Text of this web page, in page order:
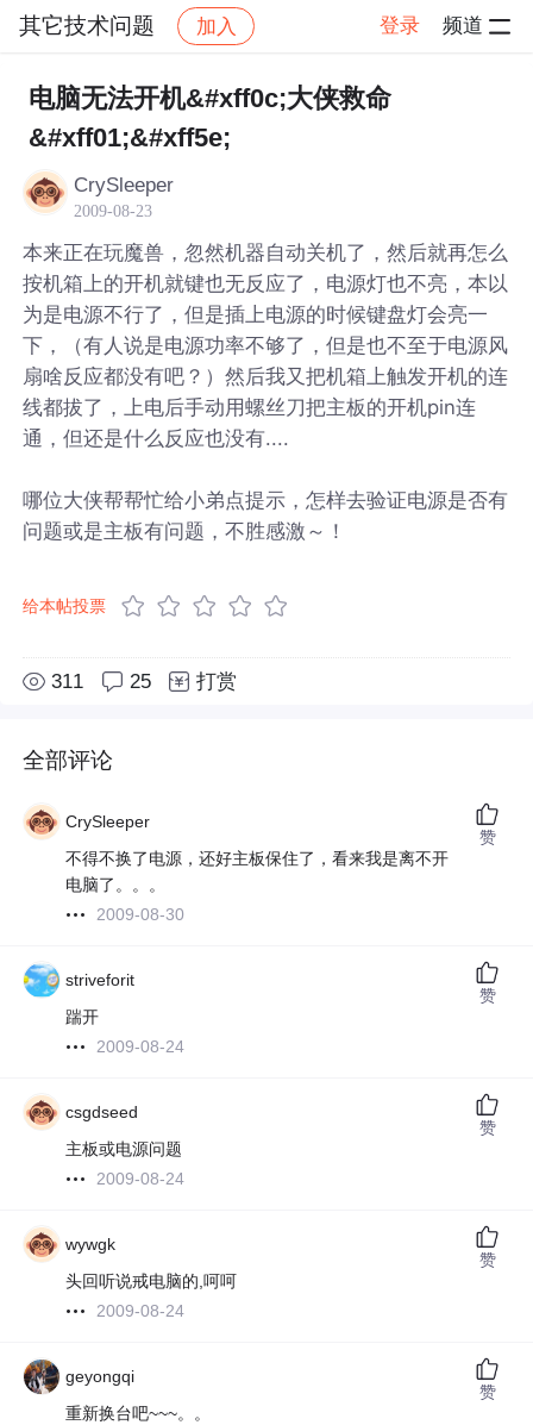
其它技术问题 加入 登录 频道
社区 其它技术问题 帖子详情
电脑无法开机&#xff0c;大侠救命
&#xff01;&#xff5e;
CrySleeper
2009-08-23
本来正在玩魔兽，忽然机器自动关机了，然后就再怎么
按机箱上的开机就键也无反应了，电源灯也不亮，本以
为是电源不行了，但是插上电源的时候键盘灯会亮一
下，（有人说是电源功率不够了，但是也不至于电源风
扇啥反应都没有吧？）然后我又把机箱上触发开机的连
线都拔了，上电后手动用螺丝刀把主板的开机pin连
通，但还是什么反应也没有....
哪位大侠帮帮忙给小弟点提示，怎样去验证电源是否有
问题或是主板有问题，不胜感激～！
给本帖投票
311 25 打赏
全部评论
CrySleeper
不得不换了电源，还好主板保住了，看来我是离不开
电脑了。。。
2009-08-30
赞
striveforit
踹开
2009-08-24
赞
csgdseed
主板或电源问题
2009-08-24
赞
wywgk
头回听说戒电脑的,呵呵
2009-08-24
赞
geyongqi
重新换台吧~~~。。
赞